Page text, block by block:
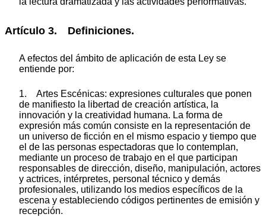
Artículo 3. Definiciones.
A efectos del ámbito de aplicación de esta Ley se
entiende por:
1. Artes Escénicas: expresiones culturales que ponen
de manifiesto la libertad de creación artística, la
innovación y la creatividad humana. La forma de
expresión más común consiste en la representación de
un universo de ficción en el mismo espacio y tiempo que
el de las personas espectadoras que lo contemplan,
mediante un proceso de trabajo en el que participan
responsables de dirección, diseño, manipulación, actores
y actrices, intérpretes, personal técnico y demás
profesionales, utilizando los medios específicos de la
escena y estableciendo códigos pertinentes de emisión y
recepción.